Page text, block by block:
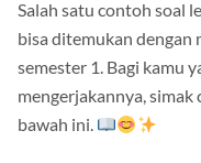
Salah satu contoh soal
bisa ditemukan dengan
semester 1. Bagi kamu
mengerjakannya,
bawah ini.